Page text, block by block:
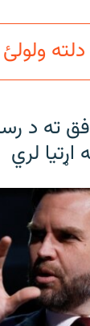
ولولئ
ته د
لري